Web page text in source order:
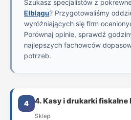
Szukasz specjalistów z
Elblągu? Przygotowaliśmy
wyróżniających się firm
Porównaj opinie, sprawdź
najlepszych fachowców
potrzeb.
4 4. Kasy i drukarki fiskalne
Sklep